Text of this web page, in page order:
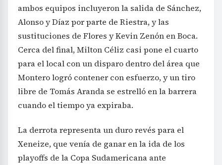
ambos equipos incluyeron la salida de Sánchez,
Alonso y Díaz por parte de Riestra, y las
sustituciones de Flores y Kevin Zenón en Boca.
Cerca del final, Milton Céliz casi pone el cuarto
para el local con un disparo dentro del área que
Montero logró contener con esfuerzo, y un tiro
libre de Tomás Aranda se estrelló en la barrera
cuando el tiempo ya expiraba.
La derrota representa un duro revés para el
Xeneize, que venía de ganar en la ida de los
playoffs de la Copa Sudamericana ante